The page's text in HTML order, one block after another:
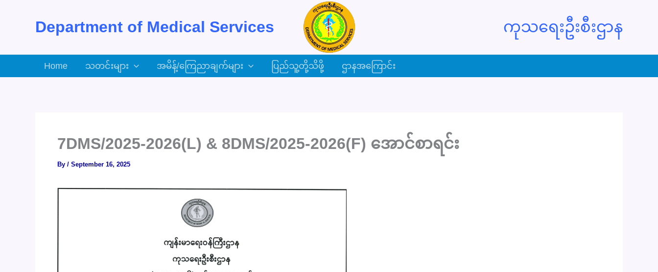
Department of Medical Services ကုသရေးဦးစီးဌာန
Home သတင်းများ အမိန့်/ကြေညာချက်များ ပြည်သူ့တို့သိဖို့ ဌာနအကြောင်း
7DMS/2025-2026(L) & 8DMS/2025-2026(F) အောင်စာရင်း
By / September 16, 2025